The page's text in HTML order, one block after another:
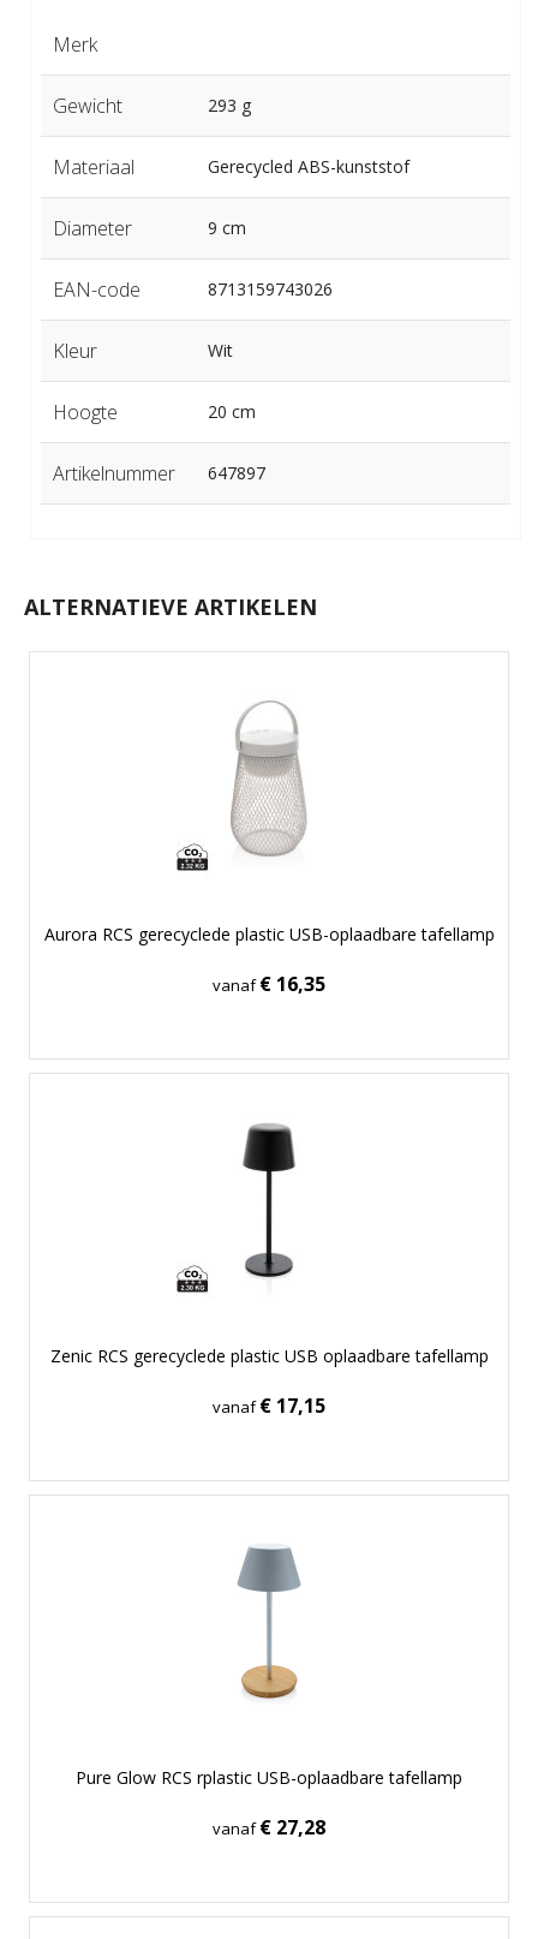
Merk
Gewicht 293 g
Materiaal Gerecycled ABS-kunststof
Diameter 9 cm
EAN-code 8713159743026
Kleur Wit
Hoogte 20 cm
Artikelnummer 647897
ALTERNATIEVE ARTIKELEN
Aurora RCS gerecyclede plastic USB-oplaadbare tafellamp
vanaf€ 16,35
Zenic RCS gerecyclede plastic USB oplaadbare tafellamp
vanaf€ 17,15
Pure Glow RCS rplastic USB-oplaadbare tafellamp
vanaf€ 27,28